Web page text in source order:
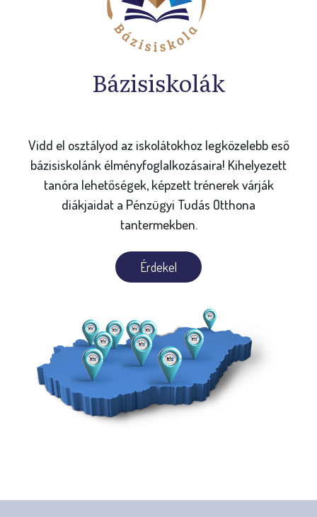
Bázisiskolák
Vidd el osztályod az iskolátokhoz legközelebb eső
bázisiskolánk élményfoglalkozásaira! Kihelyezett
tanóra lehetőségek, képzett trénerek várják
diákjaidat a Pénzügyi Tudás Otthona
tantermekben.
Érdekel